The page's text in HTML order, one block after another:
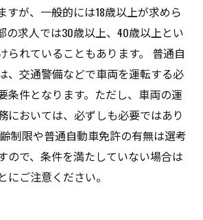
すが、一般的には18歳以上が求めら
の求人では30歳以上、40歳以上とい
られていることもあります。 普通自
、交通警備などで車両を運転する必
条件となります。ただし、車両の運
においては、必ずしも必要ではあり
制限や普通自動車免許の有無は選考
ので、条件を満たしていない場合は
ご注意ください。